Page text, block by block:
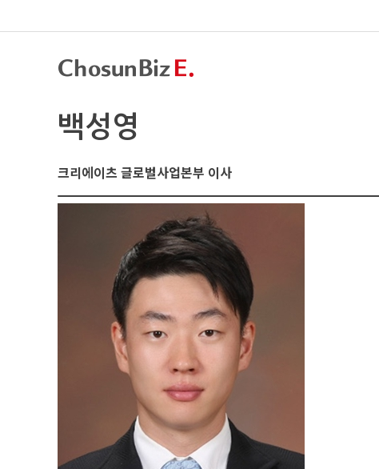
백성영
크리에이츠 글로벌사업본부 이사